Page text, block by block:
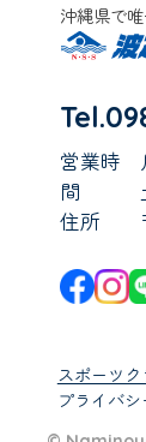
沖縄県で
営業時
間
住所
スポーツ
プライバ